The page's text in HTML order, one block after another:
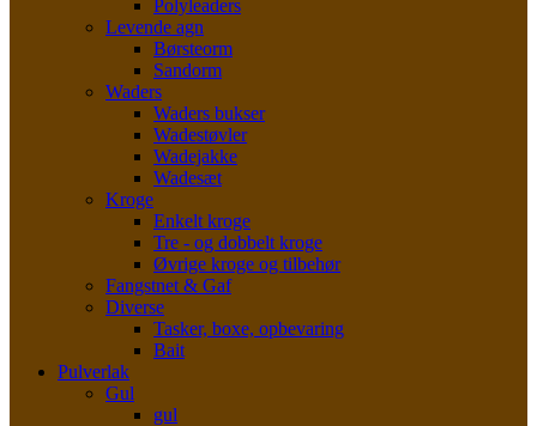
Polyleaders
Levende agn
Børsteorm
Sandorm
Waders
Waders bukser
Wadestøvler
Wadejakke
Wadesæt
Kroge
Enkelt kroge
Tre - og dobbelt kroge
Øvrige kroge og tilbehør
Fangstnet & Gaf
Diverse
Tasker, boxe, opbevaring
Bait
Pulverlak
Gul
gul